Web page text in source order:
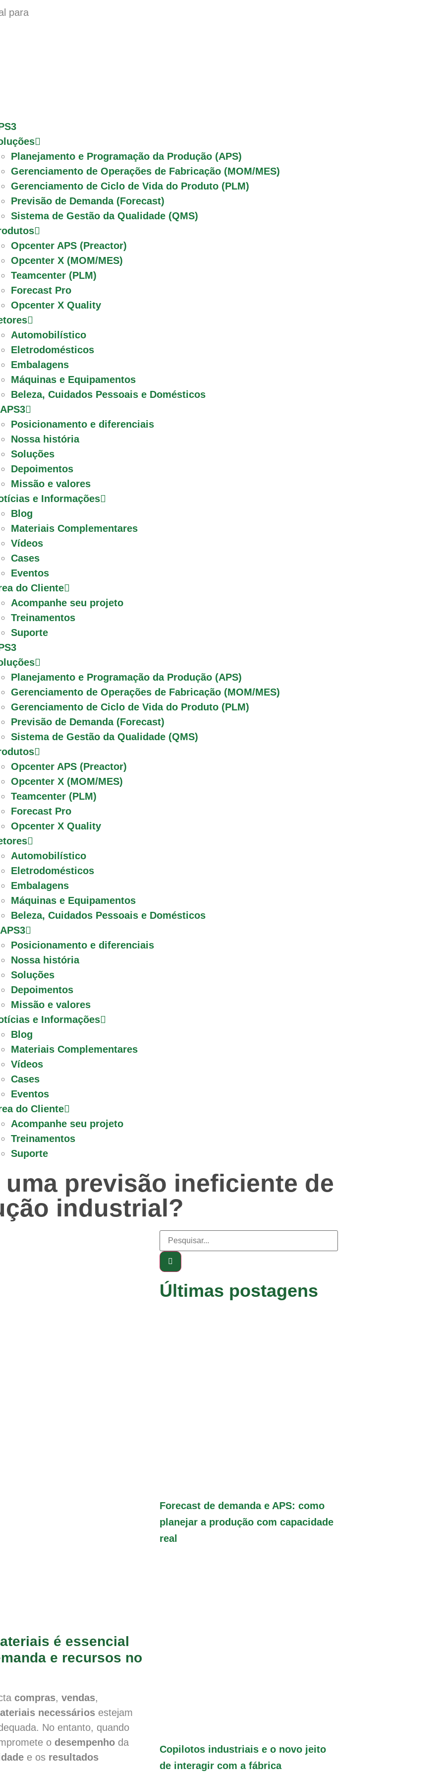
para
Planejamento e Programação da Produção (APS)
Gerenciamento de Operações de Fabricação (MOM/MES)
Gerenciamento de Ciclo de Vida do Produto (PLM)
Previsão de Demanda (Forecast)
Sistema de Gestão da Qualidade (QMS)
Opcenter APS (Preactor)
Opcenter X (MOM/MES)
Teamcenter (PLM)
Forecast Pro
Opcenter X Quality
Automobilístico
Eletrodomésticos
Embalagens
Máquinas e Equipamentos
Beleza, Cuidados Pessoais e Domésticos
Posicionamento e diferenciais
Nossa história
Soluções
Depoimentos
Missão e valores
e Informações
Blog
Materiais Complementares
Vídeos
Cases
Eventos
do Cliente
Acompanhe seu projeto
Treinamentos
Suporte
Planejamento e Programação da Produção (APS)
Gerenciamento de Operações de Fabricação (MOM/MES)
Gerenciamento de Ciclo de Vida do Produto (PLM)
Previsão de Demanda (Forecast)
Sistema de Gestão da Qualidade (QMS)
Opcenter APS (Preactor)
Opcenter X (MOM/MES)
Teamcenter (PLM)
Forecast Pro
Opcenter X Quality
Automobilístico
Eletrodomésticos
Embalagens
Máquinas e Equipamentos
Beleza, Cuidados Pessoais e Domésticos
Posicionamento e diferenciais
Nossa história
Soluções
Depoimentos
Missão e valores
e Informações
Blog
Materiais Complementares
Vídeos
Cases
Eventos
do Cliente
Acompanhe seu projeto
Treinamentos
Suporte
previsão ineficiente de
industrial?
é essencial
e recursos no
compras, vendas,
necessários estejam
No entanto, quando
o desempenho da
e os resultados
Últimas postagens
Forecast de demanda e APS: como
planejar a produção com capacidade
real
Copilotos industriais e o novo jeito
de interagir com a fábrica